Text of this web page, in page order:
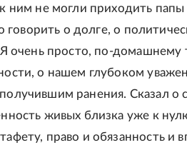
ним не могли приходить
говорить о долге, о
очень просто, по-домашнему
о нашем глубоком
ранения. Сказал о
живых близка уже к
право и обязанность и